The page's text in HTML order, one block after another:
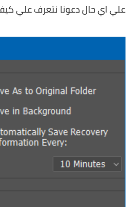
علي اي حال دعونا نتعرف علي